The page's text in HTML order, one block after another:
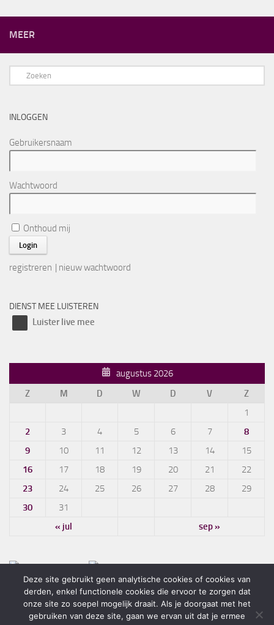
MEER
INLOGGEN
Gebruikersnaam
Wachtwoord
Onthoud mij
registreren | nieuw wachtwoord
DIENST MEE LUISTEREN
Luister live mee
augustus 2026
Z
M D W D V
Z
1
2
3 4 5 6 7
8
9
10 11 12 13 14
15
16
17 18 19 20 21
22
23
24 25 26 27 28
29
30
31
« jul
sep »
Deze site gebruikt geen analytische cookies of cookies van
derden, enkel functionele cookies die ervoor te zorgen dat
onze site zo soepel mogelijk draait. Als je doorgaat met het
gebruiken van deze site, gaan we ervan uit dat je ermee